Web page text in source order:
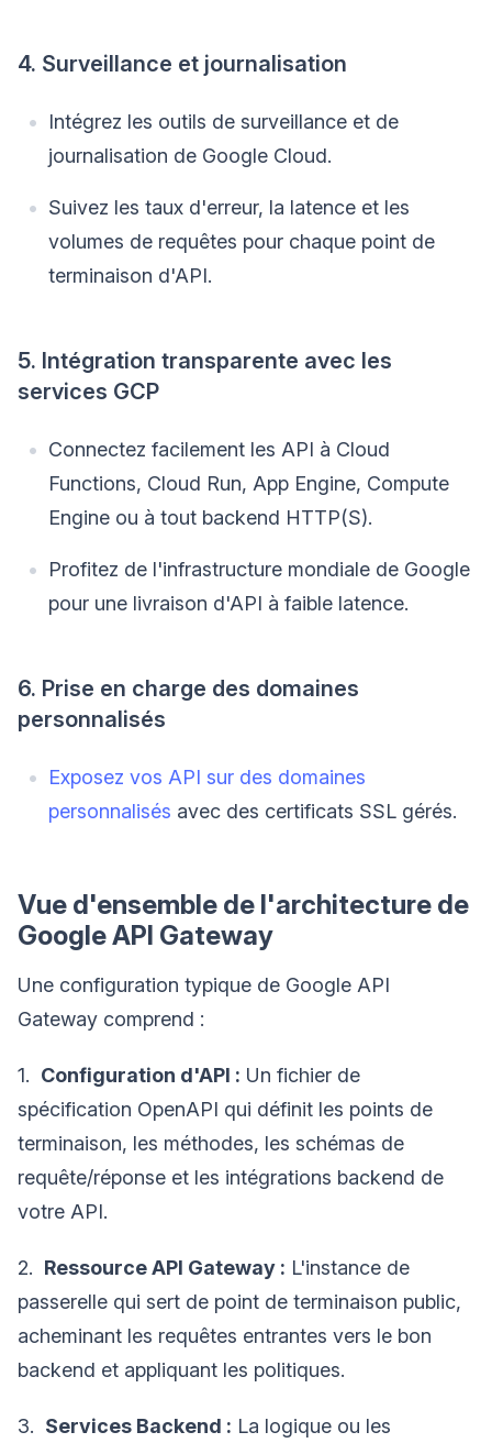
4. Surveillance et journalisation
Intégrez les outils de surveillance et de
journalisation de Google Cloud.
Suivez les taux d'erreur, la latence et les
volumes de requêtes pour chaque point de
terminaison d'API.
5. Intégration transparente avec les
services GCP
Connectez facilement les API à Cloud
Functions, Cloud Run, App Engine, Compute
Engine ou à tout backend HTTP(S).
Profitez de l'infrastructure mondiale de Google
pour une livraison d'API à faible latence.
6. Prise en charge des domaines
personnalisés
Exposez vos API sur des domaines
personnalisés avec des certificats SSL gérés.
Vue d'ensemble de l'architecture de
Google API Gateway
Une configuration typique de Google API
Gateway comprend :
1. Configuration d'API : Un fichier de
spécification OpenAPI qui définit les points de
terminaison, les méthodes, les schémas de
requête/réponse et les intégrations backend de
votre API.
2. Ressource API Gateway : L'instance de
passerelle qui sert de point de terminaison public,
acheminant les requêtes entrantes vers le bon
backend et appliquant les politiques.
3. Services Backend : La logique ou les